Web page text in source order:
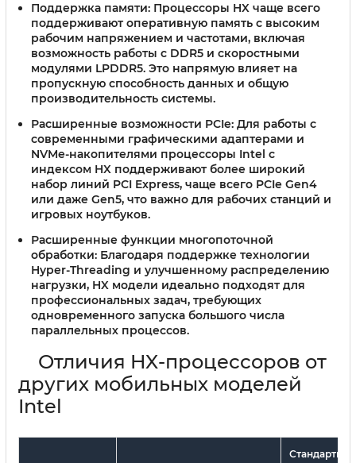
Поддержка памяти: Процессоры HX чаще всего
поддерживают оперативную память с высоким
рабочим напряжением и частотами, включая
возможность работы с DDR5 и скоростными
модулями LPDDR5. Это напрямую влияет на
пропускную способность данных и общую
производительность системы.
Расширенные возможности PCIe: Для работы с
современными графическими адаптерами и
NVMe-накопителями процессоры Intel с
индексом HX поддерживают более широкий
набор линий PCI Express, чаще всего PCIe Gen4
или даже Gen5, что важно для рабочих станций и
игровых ноутбуков.
Расширенные функции многопоточной
обработки: Благодаря поддержке технологии
Hyper-Threading и улучшенному распределению
нагрузки, HX модели идеально подходят для
профессиональных задач, требующих
одновременного запуска большого числа
параллельных процессов.
Отличия HX-процессоров от
других мобильных моделей
Intel
Стандартные